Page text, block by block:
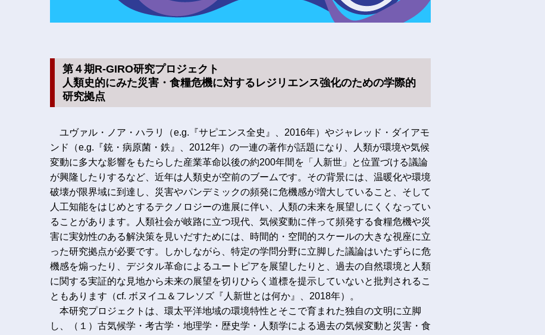
第４期R-GIRO研究プロジェクト
人類史的にみた災害・食糧危機に対するレジリエンス強化のための学際的
研究拠点
ユヴァル・ノア・ハラリ（e.g.『サピエンス全史』、2016年）やジャレッド・ダイアモ
ンド（e.g.『銃・病原菌・鉄』、2012年）の一連の著作が話題になり、人類が環境や気候
変動に多大な影響をもたらした産業革命以後の約200年間を「人新世」と位置づける議論
が興隆したりするなど、近年は人類史が空前のブームです。その背景には、温暖化や環境
破壊が限界域に到達し、災害やパンデミックの頻発に危機感が増大していること、そして
人工知能をはじめとするテクノロジーの進展に伴い、人類の未来を展望しにくくなってい
ることがあります。人類社会が岐路に立つ現代、気候変動に伴って頻発する食糧危機や災
害に実効性のある解決策を見いだすためには、時間的・空間的スケールの大きな視座に立
った研究拠点が必要です。しかしながら、特定の学問分野に立脚した議論はいたずらに危
機感を煽ったり、デジタル革命によるユートピアを展望したりと、過去の自然環境と人類
に関する実証的な見地から未来の展望を切りひらく道標を提示していないと批判されるこ
ともあります（cf. ボヌイユ＆フレソズ『人新世とは何か』、2018年）。
本研究プロジェクトは、環太平洋地域の環境特性とそこで育まれた独自の文明に立脚
し、（１）古気候学・考古学・地理学・歴史学・人類学による過去の気候変動と災害・食